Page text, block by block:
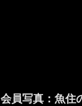
会員写真：魚